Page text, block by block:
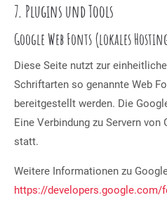
7. Plugins und Tools
Google Web Fonts (lokales
Diese Seite nutzt zur
Schriftarten so genannte Web
bereitgestellt werden. Die
Eine Verbindung zu Servern
statt.
Weitere Informationen zu
https://developers.google.com/